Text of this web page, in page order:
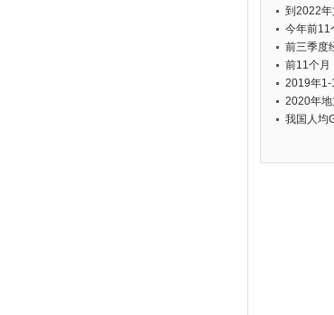
国有季度
到2022年
经济支柱
今年前11
元人民币
前三季度
以上的经
前11个月
个，增长
2019年1-
币，同比
2020年
我国人均